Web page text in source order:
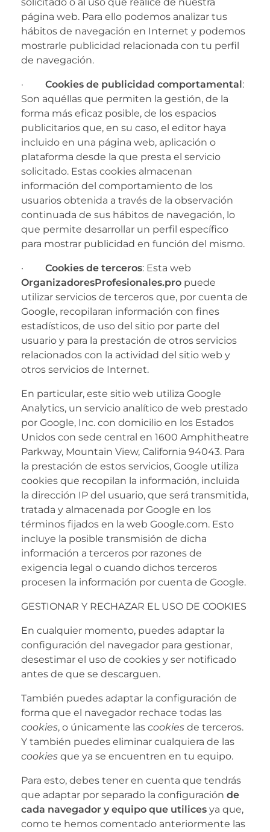
página web. Para ello podemos analizar tus
hábitos de navegación en Internet y podemos
mostrarle publicidad relacionada con tu perfil
de navegación.
· Cookies de publicidad comportamental:
Son aquéllas que permiten la gestión, de la
forma más eficaz posible, de los espacios
publicitarios que, en su caso, el editor haya
incluido en una página web, aplicación o
plataforma desde la que presta el servicio
solicitado. Estas cookies almacenan
información del comportamiento de los
usuarios obtenida a través de la observación
continuada de sus hábitos de navegación, lo
que permite desarrollar un perfil específico
para mostrar publicidad en función del mismo.
· Cookies de terceros: Esta web
OrganizadoresProfesionales.pro puede
utilizar servicios de terceros que, por cuenta de
Google, recopilaran información con fines
estadísticos, de uso del sitio por parte del
usuario y para la prestación de otros servicios
relacionados con la actividad del sitio web y
otros servicios de Internet.
En particular, este sitio web utiliza Google
Analytics, un servicio analítico de web prestado
por Google, Inc. con domicilio en los Estados
Unidos con sede central en 1600 Amphitheatre
Parkway, Mountain View, California 94043. Para
la prestación de estos servicios, Google utiliza
cookies que recopilan la información, incluida
la dirección IP del usuario, que será transmitida,
tratada y almacenada por Google en los
términos fijados en la web Google.com. Esto
incluye la posible transmisión de dicha
información a terceros por razones de
exigencia legal o cuando dichos terceros
procesen la información por cuenta de Google.
GESTIONAR Y RECHAZAR EL USO DE COOKIES
En cualquier momento, puedes adaptar la
configuración del navegador para gestionar,
desestimar el uso de cookies y ser notificado
antes de que se descarguen.
También puedes adaptar la configuración de
forma que el navegador rechace todas las
cookies, o únicamente las cookies de terceros.
Y también puedes eliminar cualquiera de las
cookies que ya se encuentren en tu equipo.
Para esto, debes tener en cuenta que tendrás
que adaptar por separado la configuración de
cada navegador y equipo que utilices ya que,
como te hemos comentado anteriormente las